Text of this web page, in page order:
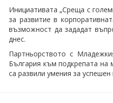
Инициативата „Среща с
за развитие в
възможност да зададат
днес.
Партньорството с
България към подкрепата на
са развили умения за успешен